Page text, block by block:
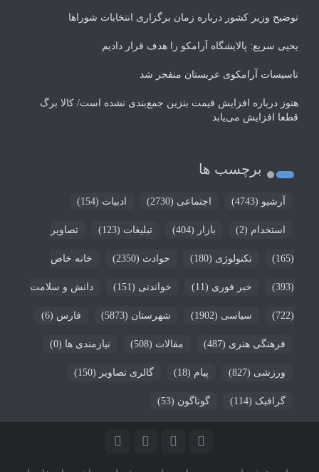
توضیح وزیر کشور درباره زمان برگزاری انتخابات شوراها
یحیی سریع: پالایشگاه آرامکو را هدف قرار دادیم
تاسیسات آرامکوی عربستان منفجر شد
هنوز درباره افزایش قیمت بنزین جمع‌بندی نشده است/ کالا برگ
قطعا افزایش می‌یابد
برچسب ها
آرشیو (4743) اجتماعی (2730) ادبیات (154)
استخدام (2) بازار (404) تبلیغات (123) تصاویر
(165) تکنولوژی (180) حوادث (2350) خانه خاص
(393) خبر فوری (11) خواندنی (151) دانش و سلامت
(722) سیاسی (1902) شهرستان (5873) فارس (6)
فرهنگی هنری (487) مقالات (508) نیازمندی ها (0)
ورزشی (827) پیام (18) گالری تصاویر (150)
گرافیک (114) گوناگون (53)